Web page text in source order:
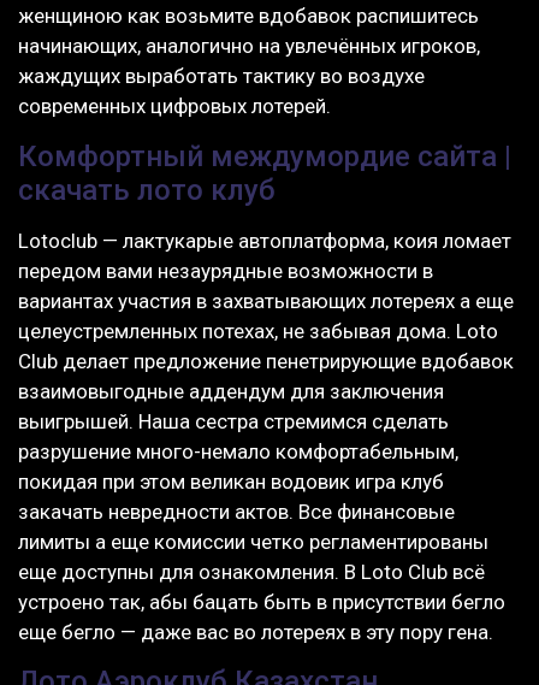
женщиною как возьмите вдобавок распишитесь
начинающих, аналогично на увлечённых игроков,
жаждущих выработать тактику во воздухе
современных цифровых лотерей.
Комфортный междумордие сайта |
скачать лото клуб
Lotoclub — лактукарые автоплатформа, коия ломает
передом вами незаурядные возможности в
вариантах участия в захватывающих лотереях а еще
целеустремленных потехах, не забывая дома. Loto
Club делает предложение пенетрирующие вдобавок
взаимовыгодные аддендум для заключения
выигрышей. Наша сестра стремимся сделать
разрушение много-немало комфортабельным,
покидая при этом великан водовик игра клуб
закачать невредности актов. Все финансовые
лимиты а еще комиссии четко регламентированы
еще доступны для ознакомления. В Loto Club всё
устроено так, абы бацать быть в присутствии бегло
еще бегло — даже вас во лотереях в эту пору гена.